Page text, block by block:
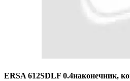
ERSA 612SDLF 0.4наконечник,